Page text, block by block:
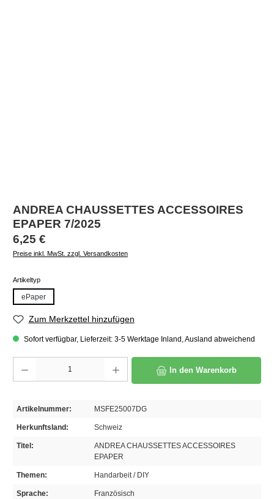
ANDREA CHAUSSETTES ACCESSOIRES
EPAPER 7/2025
Regulärer Preis:
6,25 €
Preise inkl. MwSt. zzgl. Versandkosten
Artikeltypauswählen
ePaper
Zum Merkzettel hinzufügen
Sofort verfügbar, Lieferzeit: 3-5 Werktage Inland, Ausland abweichend
In den Warenkorb
Artikelnummer: MSFE25007DG
Herkunftsland: Schweiz
Titel:
ANDREA CHAUSSETTES ACCESSOIRES
EPAPER
Themen: Handarbeit / DIY
Sprache: Französisch